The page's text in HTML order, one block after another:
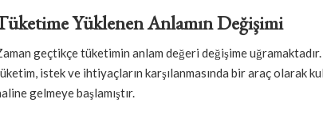
Yüklenen Anlamın Değişimi
geçtikçe tüketimin anlam değeri değişime
istek ve ihtiyaçların karşılanmasında bir araç olarak
gelmeye başlamıştır.